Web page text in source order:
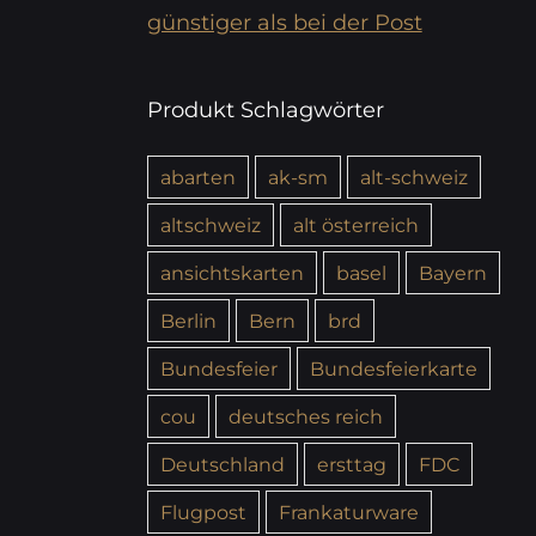
günstiger als bei der Post
Produkt Schlagwörter
abarten ak-sm
alt-schweiz
altschweiz
alt österreich
ansichtskarten
basel
Bayern
Berlin
Bern
brd
Bundesfeier
Bundesfeierkarte
cou
deutsches reich
Deutschland
ersttag
FDC
Flugpost
Frankaturware